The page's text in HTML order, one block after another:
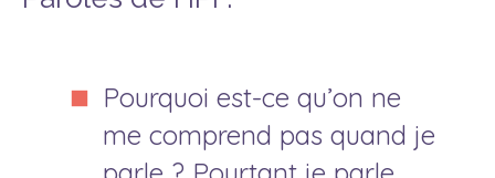
Pourquoi est-ce qu’on ne
me comprend pas quand je